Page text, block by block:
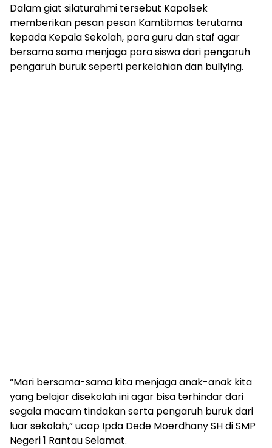
Dalam giat silaturahmi tersebut Kapolsek
memberikan pesan pesan Kamtibmas terutama
kepada Kepala Sekolah, para guru dan staf agar
bersama sama menjaga para siswa dari pengaruh
pengaruh buruk seperti perkelahian dan bullying.
“Mari bersama-sama kita menjaga anak-anak kita
yang belajar disekolah ini agar bisa terhindar dari
segala macam tindakan serta pengaruh buruk dari
luar sekolah,” ucap Ipda Dede Moerdhany SH di SMP
Negeri 1 Rantau Selamat.